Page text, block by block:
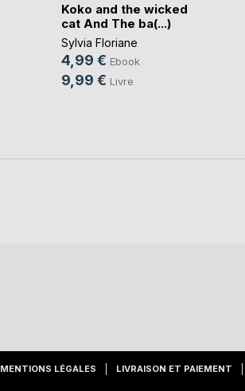
Koko and the wicked
cat And The ba(...)
Sylvia Floriane
4,99 € Ebook
9,99 € Livre
MENTIONS LÉGALES LIVRAISON ET PAIEMENT